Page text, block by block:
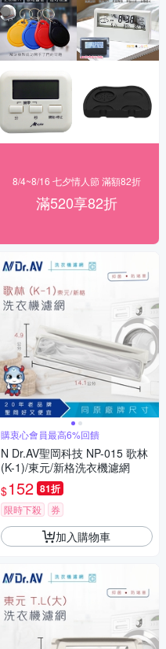
8/4~8/16 七夕情人節 滿額82折
滿520享82折
購衷心會員最高6%回饋
N Dr.AV聖岡科技 NP-015 歌林
(K-1)/東元/新格洗衣機濾網
$152 81折
限時下殺 券
加入購物車